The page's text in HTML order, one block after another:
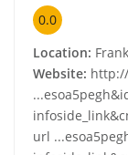
0.0
Location:
Website:
url